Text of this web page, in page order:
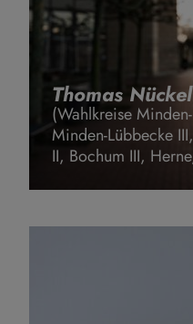
Thomas Nückel
(Wahlkreise
Minden-Lübbecke
II, Bochum III,